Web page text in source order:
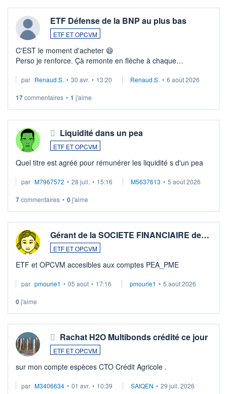
ETF Défense de la BNP au plus bas
ETF ET OPCVM
C'EST le moment d'acheter 😄​
Perso je renforce. Çà remonte en flèche à chaque
Investissement long terme tip top pour sa retraite.
par Renaud.S. • 30 avr. • 13:20 Renaud.S. • 6 août 2026
17commentaires • 1 j'aime
Liquidité dans un pea
ETF ET OPCVM
Quel titre est agréé pour rémunérer les liquidité s d'un pea
par M7967572 • 28 juil. • 15:16 M5637613 • 5 août 2026
7commentaires • 0j'aime
Gérant de la SOCIETE FINANCIAIRE de…
ETF ET OPCVM
ETF et OPCVM accesibles aux comptes PEA_PME
par pmourie1 • 05 août • 17:16 pmourie1 • 5 août 2026
0j'aime
Rachat H2O Multibonds crédité ce jour
ETF ET OPCVM
sur mon compte espèces CTO Crédit Agricole .
par M3406634 • 01 avr. • 10:39 SAIQEN • 29 juil. 2026